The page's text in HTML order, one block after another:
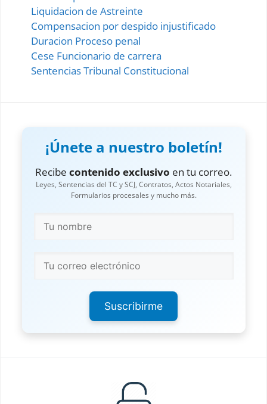
Liquidacion de Astreinte
Compensacion por despido injustificado
Duracion Proceso penal
Cese Funcionario de carrera
Sentencias Tribunal Constitucional
¡Únete a nuestro boletín!
Recibe contenido exclusivo en tu correo.
Leyes, Sentencias del TC y SCJ, Contratos, Actos Notariales,
Formularios procesales y mucho más.
Suscribirme